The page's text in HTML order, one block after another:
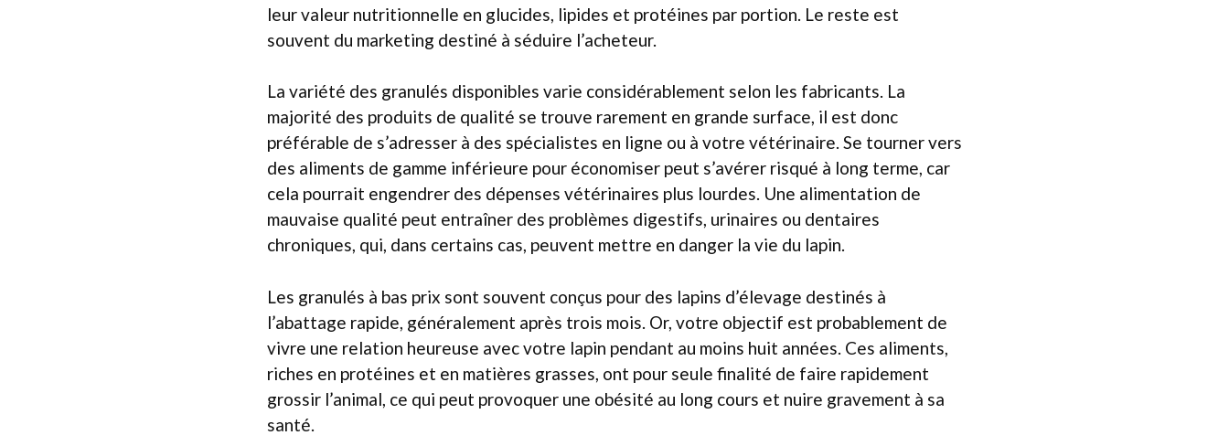
leur valeur nutritionnelle en glucides, lipides et protéines par portion. Le reste est
souvent du marketing destiné à séduire l’acheteur.
La variété des granulés disponibles varie considérablement selon les fabricants. La
majorité des produits de qualité se trouve rarement en grande surface, il est donc
préférable de s’adresser à des spécialistes en ligne ou à votre vétérinaire. Se tourner vers
des aliments de gamme inférieure pour économiser peut s’avérer risqué à long terme, car
cela pourrait engendrer des dépenses vétérinaires plus lourdes. Une alimentation de
mauvaise qualité peut entraîner des problèmes digestifs, urinaires ou dentaires
chroniques, qui, dans certains cas, peuvent mettre en danger la vie du lapin.
Les granulés à bas prix sont souvent conçus pour des lapins d’élevage destinés à
l’abattage rapide, généralement après trois mois. Or, votre objectif est probablement de
vivre une relation heureuse avec votre lapin pendant au moins huit années. Ces aliments,
riches en protéines et en matières grasses, ont pour seule finalité de faire rapidement
grossir l’animal, ce qui peut provoquer une obésité au long cours et nuire gravement à sa
santé.